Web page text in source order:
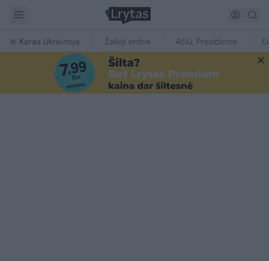
Karas Ukrainoje Žalioji erdvė Ačiū, Prezidente